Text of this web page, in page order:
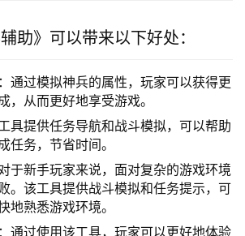
助》可以带来以下好处：
通过模拟神兵的属性，玩家可以获得更
，从而更好地享受游戏。
具提供任务导航和战斗模拟，可以帮助
任务，节省时间。
于新手玩家来说，面对复杂的游戏环境
。该工具提供战斗模拟和任务提示，可
地熟悉游戏环境。
通过使用该工具，玩家可以更好地体验